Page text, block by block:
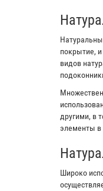
покрытие,
видов
другими, в
элементы
Широко